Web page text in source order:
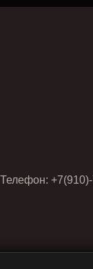
+7(910)-